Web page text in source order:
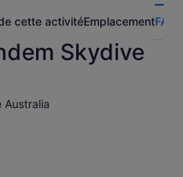
cette activitéEmplacementFAQ
Skydive